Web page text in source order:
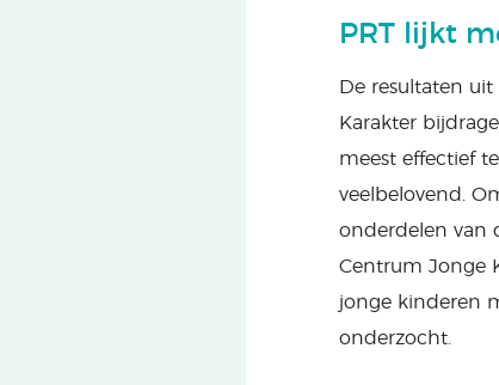
PRT lijkt
De resultaten
Karakter
meest effectief
veelbelovend.
onderdelen van
Centrum Jonge
jonge kinderen
onderzocht.